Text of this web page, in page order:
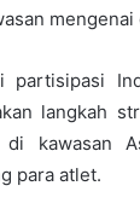
partisipasi
langkah
di kawasan
para atlet.